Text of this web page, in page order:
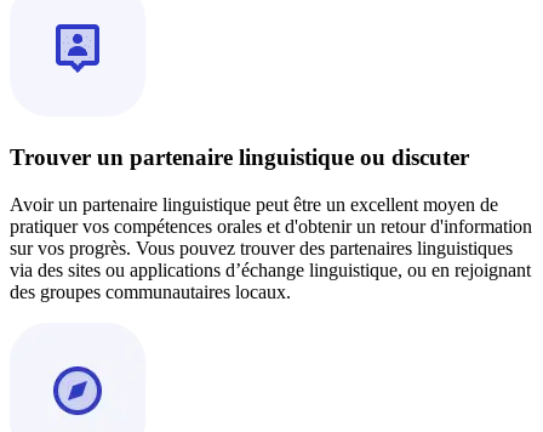
Trouver un partenaire linguistique ou discuter
Avoir un partenaire linguistique peut être un excellent moyen de
pratiquer vos compétences orales et d'obtenir un retour d'information
sur vos progrès. Vous pouvez trouver des partenaires linguistiques
via des sites ou applications d’échange linguistique, ou en rejoignant
des groupes communautaires locaux.